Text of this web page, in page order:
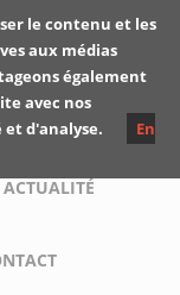
de
ACTUALITÉ
le contenu et les
aux médias
également
avec nos
d'analyse.
En